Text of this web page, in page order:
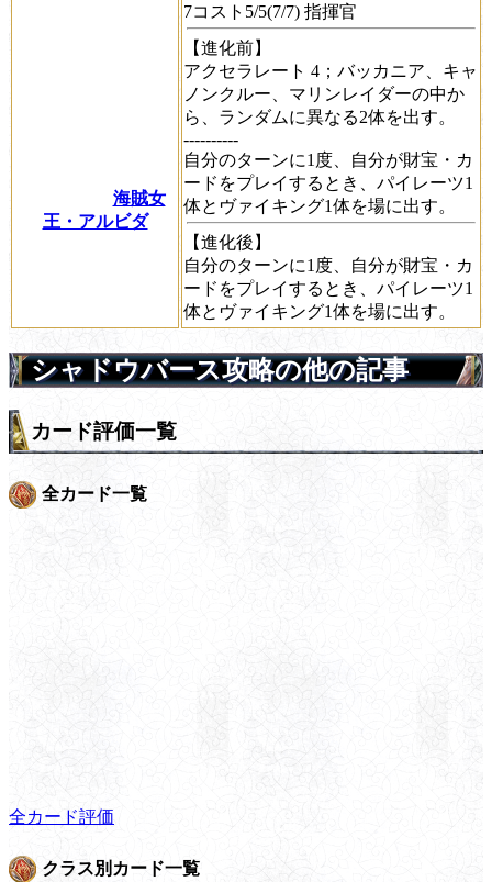
海賊女
王・アルビダ
7コスト5/5(7/7) 指揮官
【進化前】
アクセラレート 4；バッカニア、キャ
ノンクルー、マリンレイダーの中か
ら、ランダムに異なる2体を出す。
----------
自分のターンに1度、自分が財宝・カ
ードをプレイするとき、パイレーツ1
体とヴァイキング1体を場に出す。
【進化後】
自分のターンに1度、自分が財宝・カ
ードをプレイするとき、パイレーツ1
体とヴァイキング1体を場に出す。
シャドウバース攻略の他の記事
カード評価一覧
全カード一覧
全カード評価
クラス別カード一覧